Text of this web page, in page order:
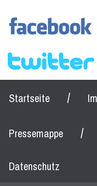
Startseite /
Pressemappe /
Datenschutz